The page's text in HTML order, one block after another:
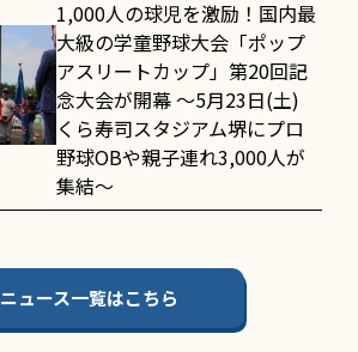
1,000人の球児を激励！国内最
大級の学童野球大会「ポップ
アスリートカップ」第20回記
念大会が開幕 〜5月23日(土)
くら寿司スタジアム堺にプロ
野球OBや親子連れ3,000人が
集結〜
ニュース一覧はこちら